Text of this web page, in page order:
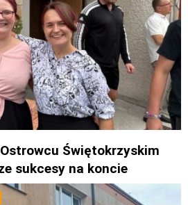
Świętokrzyskim
sukcesy na koncie